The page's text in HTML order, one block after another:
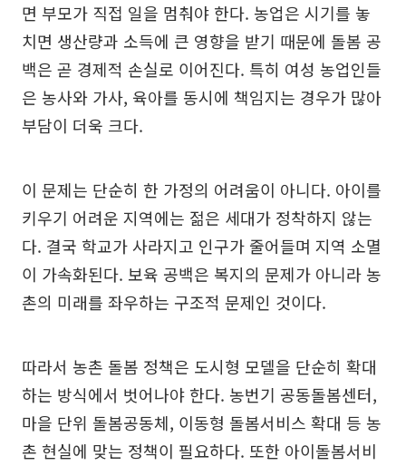
면 부모가 직접 일을 멈춰야 한다. 농업은 시기를 놓
치면 생산량과 소득에 큰 영향을 받기 때문에 돌봄 공
백은 곧 경제적 손실로 이어진다. 특히 여성 농업인들
은 농사와 가사, 육아를 동시에 책임지는 경우가 많아
부담이 더욱 크다.
이 문제는 단순히 한 가정의 어려움이 아니다. 아이를
키우기 어려운 지역에는 젊은 세대가 정착하지 않는
다. 결국 학교가 사라지고 인구가 줄어들며 지역 소멸
이 가속화된다. 보육 공백은 복지의 문제가 아니라 농
촌의 미래를 좌우하는 구조적 문제인 것이다.
따라서 농촌 돌봄 정책은 도시형 모델을 단순히 확대
하는 방식에서 벗어나야 한다. 농번기 공동돌봄센터,
마을 단위 돌봄공동체, 이동형 돌봄서비스 확대 등 농
촌 현실에 맞는 정책이 필요하다. 또한 아이돌봄서비